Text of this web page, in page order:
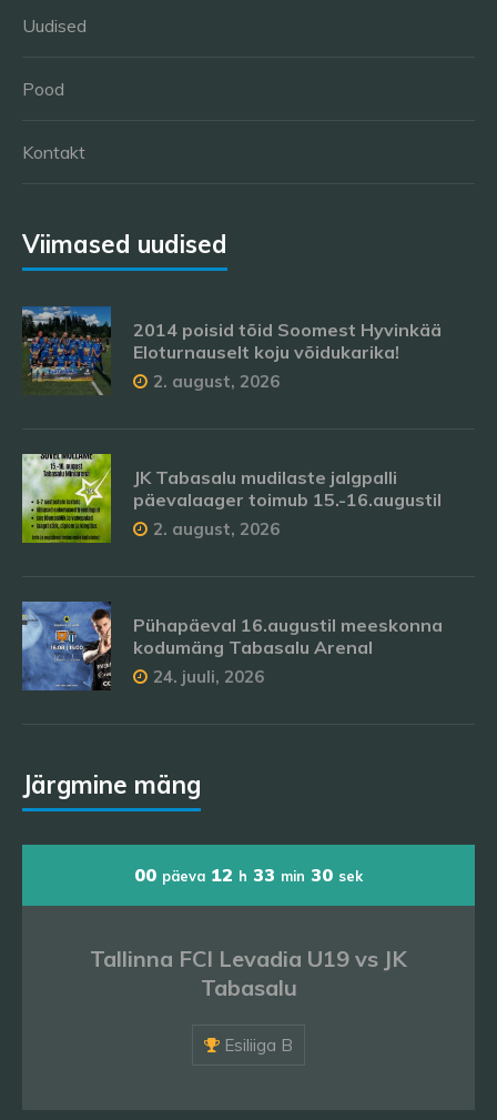
Uudised
Pood
Kontakt
Viimased uudised
2014 poisid tõid Soomest Hyvinkää
Eloturnauselt koju võidukarika!
2. august, 2026
JK Tabasalu mudilaste jalgpalli
päevalaager toimub 15.-16.augustil
2. august, 2026
Pühapäeval 16.augustil meeskonna
kodumäng Tabasalu Arenal
24. juuli, 2026
Järgmine mäng
00 päeva 12 h 33 min 28 sek
Tallinna FCI Levadia U19 vs JK
Tabasalu
Esiliiga B